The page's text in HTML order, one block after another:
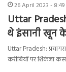
26 April 2023 -
Uttar
थे इंसानी खून
Uttar Pradesh:
करीबियों पर शिकंजा